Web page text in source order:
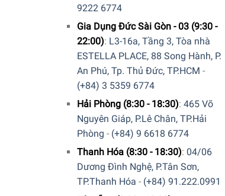
9222 6774
Gia Dụng Đức Sài Gòn - 03 (9:30 -
22:00): L3-16a, Tầng 3, Tòa nhà
ESTELLA PLACE, 88 Song Hành, P.
An Phú, Tp. Thủ Đức, TP.HCM -
(+84) 3 5359 6774
Hải Phòng (8:30 - 18:30): 465 Võ
Nguyên Giáp, P.Lê Chân, TP.Hải
Phòng - (+84) 9 6618 6774
Thanh Hóa (8:30 - 18:30): 04/06
Dương Đình Nghệ, P.Tân Sơn,
TP.Thanh Hóa - (+84) 91.222.0991